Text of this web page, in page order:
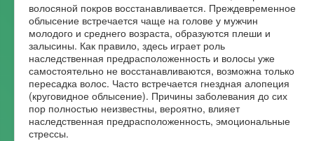
волосяной покров восстанавливается. Преждевременное
облысение встречается чаще на голове у мужчин
молодого и среднего возраста, образуются плеши и
залысины. Как правило, здесь играет роль
наследственная предрасположенность и волосы уже
самостоятельно не восстанавливаются, возможна только
пересадка волос. Часто встречается гнездная алопеция
(круговидное облысение). Причины заболевания до сих
пор полностью неизвестны, вероятно, влияет
наследственная предрасположенность, эмоциональные
стрессы.